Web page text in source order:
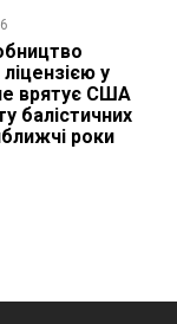
у
врятує США
балістичних
роки